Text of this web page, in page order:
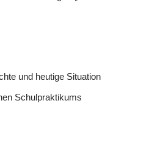
und heutige Situation
Schulpraktikums